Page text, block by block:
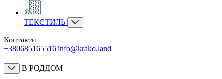
ТЕКСТИЛЬ
Контакти
+380685165516 info@krako.land
В РОДДОМ